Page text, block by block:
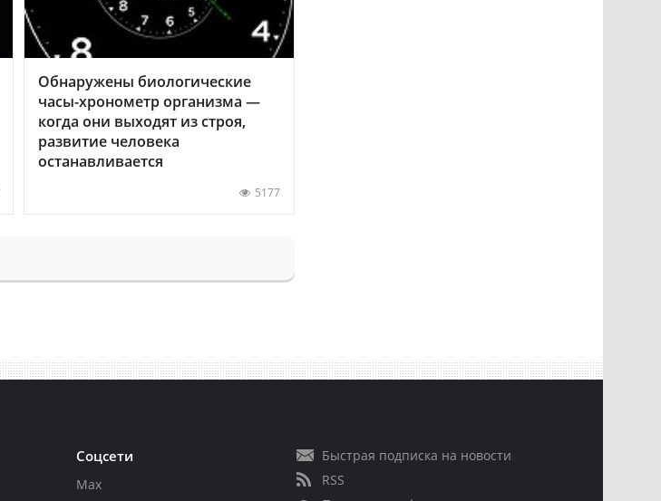
Обнаружены биологические
часы-хронометр организма —
когда они выходят из строя,
развитие человека
останавливается
5177
Соцсети
Max
Быстрая подписка на новости
RSS